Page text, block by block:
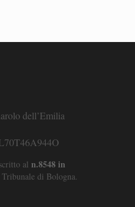
dell’Emilia
al n.8548 in
di Bologna.